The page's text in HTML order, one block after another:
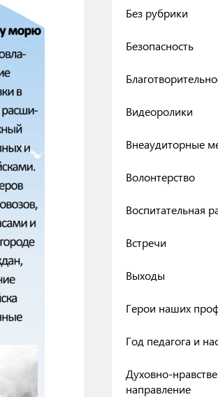
Без рубрики
Безопасность
Видеоролики
Внеаудиторные
Волонтерство
Воспитательная
Встречи
Выходы
Герои наших
Год педагога и
Духовно-
направление